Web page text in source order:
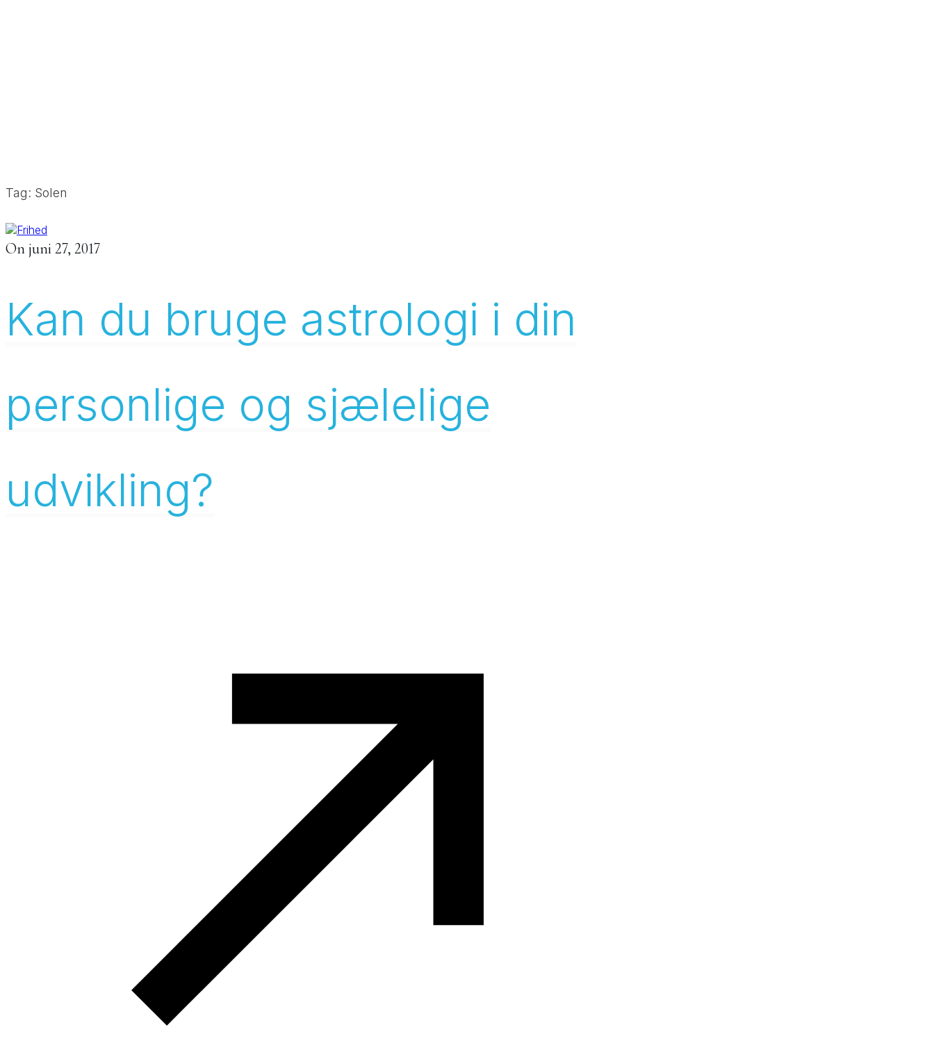
Tag: Solen
Onjuni 27, 2017
Kan du bruge astrologi i din
personlige og sjælelige
udvikling?